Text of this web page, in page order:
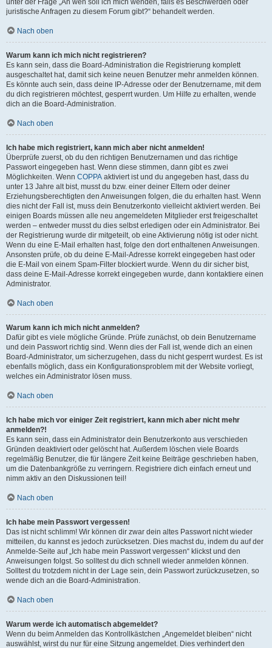
unter der Frage „An wen soll ich mich wenden, falls es Beschwerden oder
juristische Anfragen zu diesem Forum gibt?“ behandelt werden.
Nach oben
Warum kann ich mich nicht registrieren?
Es kann sein, dass die Board-Administration die Registrierung komplett
ausgeschaltet hat, damit sich keine neuen Benutzer mehr anmelden können.
Es könnte auch sein, dass deine IP-Adresse oder der Benutzername, mit dem
du dich registrieren möchtest, gesperrt wurden. Um Hilfe zu erhalten, wende
dich an die Board-Administration.
Nach oben
Ich habe mich registriert, kann mich aber nicht anmelden!
Überprüfe zuerst, ob du den richtigen Benutzernamen und das richtige
Passwort eingegeben hast. Wenn diese stimmen, dann gibt es zwei
Möglichkeiten. Wenn COPPA aktiviert ist und du angegeben hast, dass du
unter 13 Jahre alt bist, musst du bzw. einer deiner Eltern oder deiner
Erziehungsberechtigten den Anweisungen folgen, die du erhalten hast. Wenn
dies nicht der Fall ist, muss dein Benutzerkonto vielleicht aktiviert werden. Bei
einigen Boards müssen alle neu angemeldeten Mitglieder erst freigeschaltet
werden – entweder musst du dies selbst erledigen oder ein Administrator. Bei
der Registrierung wurde dir mitgeteilt, ob eine Aktivierung nötig ist oder nicht.
Wenn du eine E-Mail erhalten hast, folge den dort enthaltenen Anweisungen.
Ansonsten prüfe, ob du deine E-Mail-Adresse korrekt eingegeben hast oder
die E-Mail von einem Spam-Filter blockiert wurde. Wenn du dir sicher bist,
dass deine E-Mail-Adresse korrekt eingegeben wurde, dann kontaktiere einen
Administrator.
Nach oben
Warum kann ich mich nicht anmelden?
Dafür gibt es viele mögliche Gründe. Prüfe zunächst, ob dein Benutzername
und dein Passwort richtig sind. Wenn dies der Fall ist, wende dich an einen
Board-Administrator, um sicherzugehen, dass du nicht gesperrt wurdest. Es ist
ebenfalls möglich, dass ein Konfigurationsproblem mit der Website vorliegt,
welches ein Administrator lösen muss.
Nach oben
Ich habe mich vor einiger Zeit registriert, kann mich aber nicht mehr
anmelden?!
Es kann sein, dass ein Administrator dein Benutzerkonto aus verschieden
Gründen deaktiviert oder gelöscht hat. Außerdem löschen viele Boards
regelmäßig Benutzer, die für längere Zeit keine Beiträge geschrieben haben,
um die Datenbankgröße zu verringern. Registriere dich einfach erneut und
nimm aktiv an den Diskussionen teil!
Nach oben
Ich habe mein Passwort vergessen!
Das ist nicht schlimm! Wir können dir zwar dein altes Passwort nicht wieder
mitteilen, du kannst es jedoch zurücksetzen. Dies machst du, indem du auf der
Anmelde-Seite auf „Ich habe mein Passwort vergessen“ klickst und den
Anweisungen folgst. So solltest du dich schnell wieder anmelden können.
Solltest du trotzdem nicht in der Lage sein, dein Passwort zurückzusetzen, so
wende dich an die Board-Administration.
Nach oben
Warum werde ich automatisch abgemeldet?
Wenn du beim Anmelden das Kontrollkästchen „Angemeldet bleiben“ nicht
auswählst, wirst du nur für eine Sitzung angemeldet. Dies verhindert den